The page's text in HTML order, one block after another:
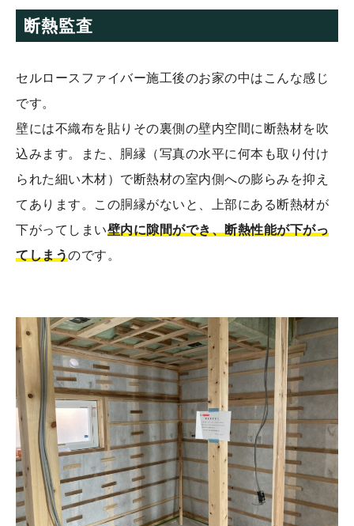
断熱監査
セルロースファイバー施工後のお家の中はこんな感じ
です。
壁には不織布を貼りその裏側の壁内空間に断熱材を吹
込みます。また、胴縁（写真の水平に何本も取り付け
られた細い木材）で断熱材の室内側への膨らみを抑え
てあります。この胴縁がないと、上部にある断熱材が
下がってしまい壁内に隙間ができ、断熱性能が下がっ
てしまうのです。